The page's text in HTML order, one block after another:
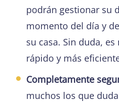
podrán gestionar su
momento del día y
su casa. Sin duda,
rápido y más
Completamente
muchos los que